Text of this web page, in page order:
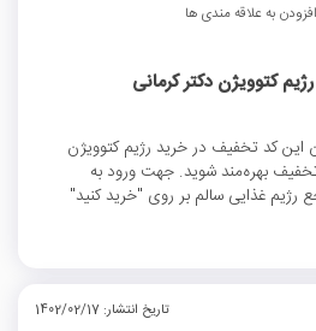
افزودن به علاقه مندی ها
این کد تخفیف در خرید رژیم کتوویژن
از 20 درصد تخفیف بهره‌مند شوید. جهت ورود به
رژیم غذایی سالم بر روی "خرید کنید"
تاریخ انتشار: 1402/02/17